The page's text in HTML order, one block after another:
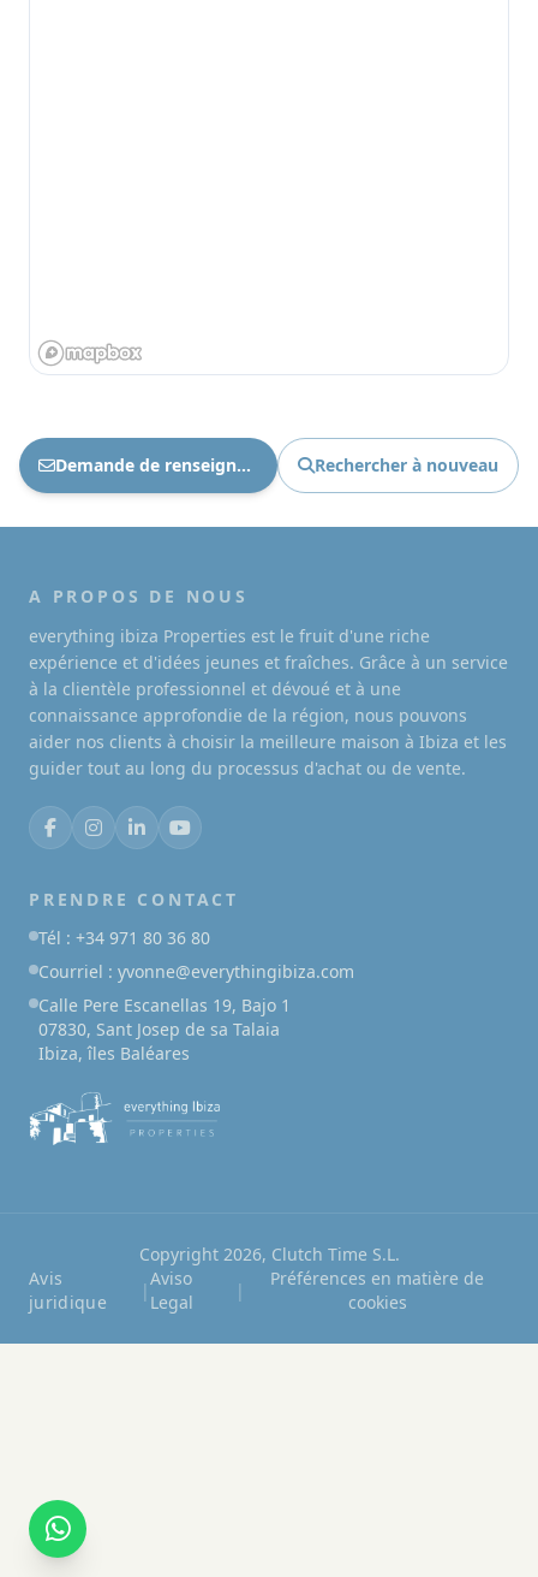
Demande de renseignements Ref : 1782 Rechercher à nouveau
A PROPOS DE NOUS
everything ibiza Properties est le fruit d'une riche
expérience et d'idées jeunes et fraîches. Grâce à un service
à la clientèle professionnel et dévoué et à une
connaissance approfondie de la région, nous pouvons
aider nos clients à choisir la meilleure maison à Ibiza et les
guider tout au long du processus d'achat ou de vente.
PRENDRE CONTACT
Tél : +34 971 80 36 80
Courriel : yvonne@everythingibiza.com
Calle Pere Escanellas 19, Bajo 1
07830, Sant Josep de sa Talaia
Ibiza, îles Baléares
Copyright 2026, Clutch Time S.L.
Avis
juridique
|
Aviso
Legal
|
Préférences en matière de
cookies